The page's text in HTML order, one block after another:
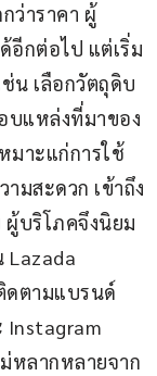
ว่าราคา ผู้
อีกต่อไป แต่เริ่ม
น เลือกวัตถุดิบ
บแหล่งที่มาของ
าะแก่การใช้
มสะดวก เข้าถึง
ผู้บริโภคจึงนิยม
ดตามแบรนด์
Instagram
หลากหลายจาก